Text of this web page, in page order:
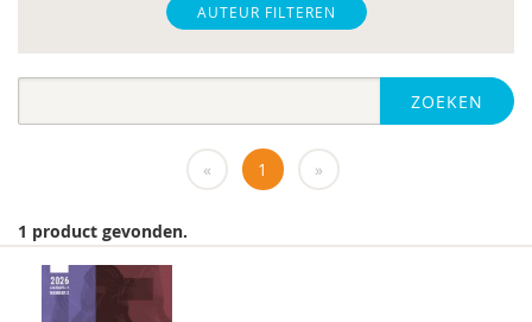
gz-psycholoog
https://www.openbaaronderwijs.nu/
Marieke-Beltman
MSc
AUTEUR FILTEREN
ZOEKEN
« 1 »
1 product gevonden.